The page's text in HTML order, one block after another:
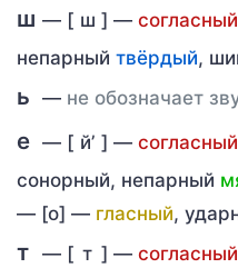
ш — [ ш ] — согласный
непарный твёрдый,
ь — не обозначает
е — [ й’ ] — согласный
сонорный, непарный
— [о] — гласный,
т — [ т ] — согласный